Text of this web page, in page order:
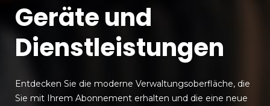
Geräte und
Dienstleistungen
Entdecken Sie die moderne Verwaltungsoberfläche, die
Sie mit Ihrem Abonnement erhalten und die eine neue